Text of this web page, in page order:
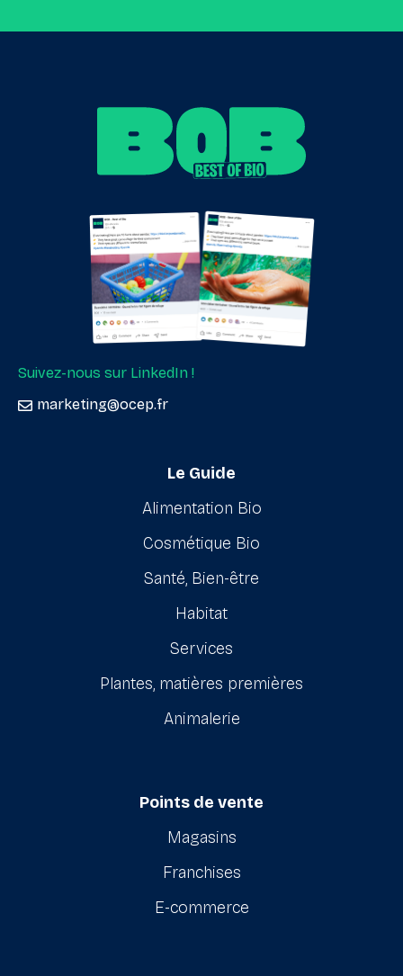
Suivez-nous sur LinkedIn !
marketing@ocep.fr
Le Guide
Alimentation Bio
Cosmétique Bio
Santé, Bien-être
Habitat
Services
Plantes, matières premières
Animalerie
Points de vente
Magasins
Franchises
E-commerce